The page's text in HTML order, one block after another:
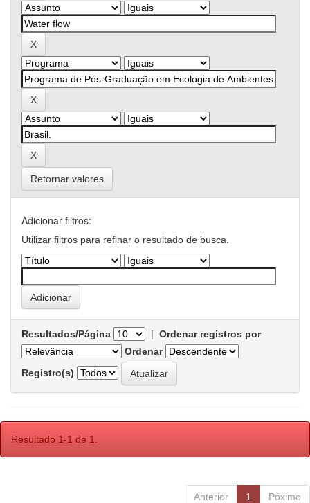
Retornar valores
Adicionar filtros:
Utilizar filtros para refinar o resultado de busca.
Resultados/Página | Ordenar registros por
Ordenar
Registro(s)
Resultado 1-1 de 1.
Anterior 1 Póximo